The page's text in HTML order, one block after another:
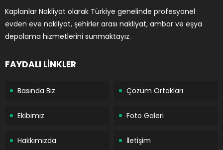
Kaplanlar Nakliyat olarak Türkiye genelinde profesyonel
evden eve nakliyat, şehirler arası nakliyat, ambar ve eşya
depolama hizmetlerini sunmaktayız.
FAYDALI LİNKLER
Basında Biz Çözüm Ortakları
Ekibimiz Foto Galeri
Hakkımızda İletişim